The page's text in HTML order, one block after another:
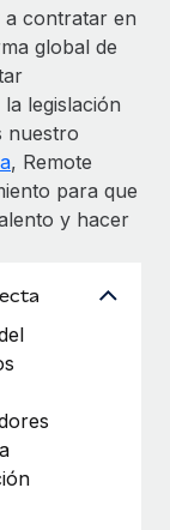
a contratar en
global de
legislación
nuestro
, Remote
para que
y hacer